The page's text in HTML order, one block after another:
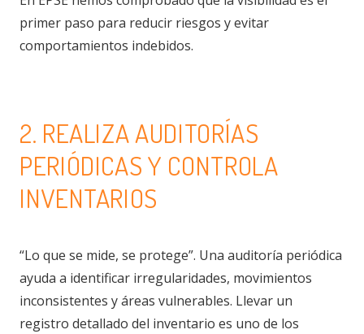
primer paso para reducir riesgos y evitar
comportamientos indebidos.
2. REALIZA AUDITORÍAS
PERIÓDICAS Y CONTROLA
INVENTARIOS
“Lo que se mide, se protege”. Una auditoría periódica
ayuda a identificar irregularidades, movimientos
inconsistentes y áreas vulnerables. Llevar un
registro detallado del inventario es uno de los